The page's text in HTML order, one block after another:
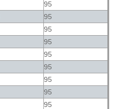
95
95
95
95
95
95
95
95
95